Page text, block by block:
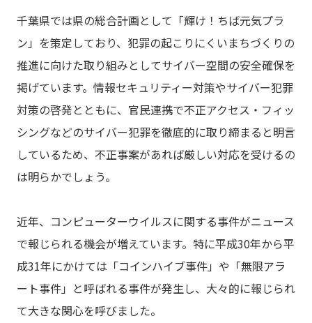
千葉県では県の総合計画として「輝け！ちば元気プラ
ン」を策定しており、犯罪の起こりにくいまちづくりの
推進に向けた取り組みとしてサイバー空間の安全確保を
掲げています。情報セキュリティー対策やサイバー犯罪
対策の啓発とともに、官民連携で不正アクセス・フィッ
シングなどのサイバー犯罪を徹底的に取り締まると明言
しているため、不正事案があれば厳しい対応を受けるの
は明らかでしょう。
近年、コンピューターウイルスに関する事件がニュース
で報じられる機会が増えています。特に平成30年から平
成31年にかけては「コインハイブ事件」や「無限アラ
ート事件」と呼ばれる事件が発生し、大々的に報じられ
て大きな関心を呼びました。